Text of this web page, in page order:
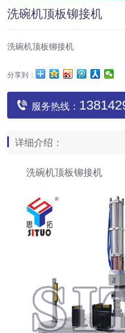
洗碗机顶板铆接机
洗碗机顶板铆接机
分享到：
服务热线：
详细介绍：
洗碗机顶板铆接机